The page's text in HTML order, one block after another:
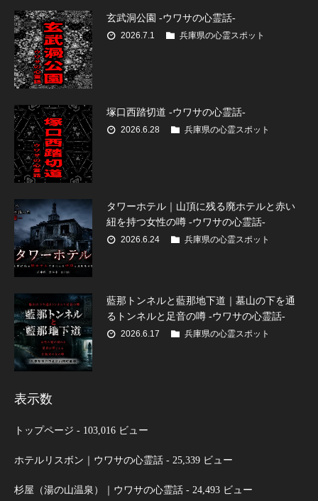
玄武洞公園 -ウワサの心霊話-
2026.7.1 兵庫県の心霊スポット
塚口西踏切道 -ウワサの心霊話-
2026.6.28 兵庫県の心霊スポット
タワーホテル｜山頂に残る廃ホテルと赤い
紐を持つ女性の噂 -ウワサの心霊話-
2026.6.24 兵庫県の心霊スポット
藍那トンネルと藍那地下道｜墓山の下を通
るトンネルと足音の噂 -ウワサの心霊話-
2026.6.17 兵庫県の心霊スポット
表示数
トップページ - 103,016 ビュー
ホテルリスボン｜ウワサの心霊話 - 25,339 ビュー
杉屋（湯の山温泉）｜ウワサの心霊話 - 24,493 ビュー